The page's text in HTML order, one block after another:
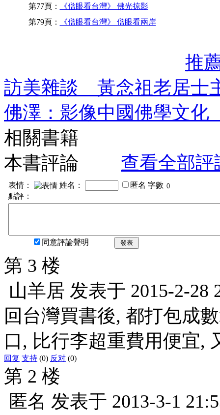
第77頁：
《僧眼看台灣》 佛光掠影
第79頁：
《僧眼看台灣》 僧眼看兩岸
推
訪美雜談 黃念祖老居士
佛澤：影像中國佛學文
相關書籍
本書評論
查看全部評
表情： 姓名： 匿名 字數
點評：
同意評論聲明 發表
第 3 楼
山羊居 发表于 2015-2-28
回台灣買書後, 都打包成
口, 比行李超重費用便宜,
回复 支持 (0) 反对 (0)
第 2 楼
匿名 发表于 2013-3-1